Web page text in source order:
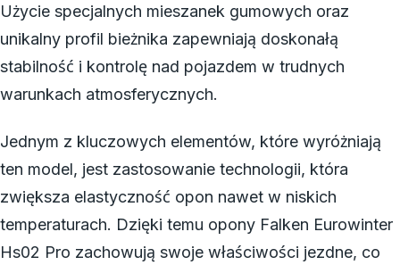
Użycie specjalnych mieszanek gumowych oraz
unikalny profil bieżnika zapewniają doskonałą
stabilność i kontrolę nad pojazdem w trudnych
warunkach atmosferycznych.
Jednym z kluczowych elementów, które wyróżniają
ten model, jest zastosowanie technologii, która
zwiększa elastyczność opon nawet w niskich
temperaturach. Dzięki temu opony Falken Eurowinter
Hs02 Pro zachowują swoje właściwości jezdne, co